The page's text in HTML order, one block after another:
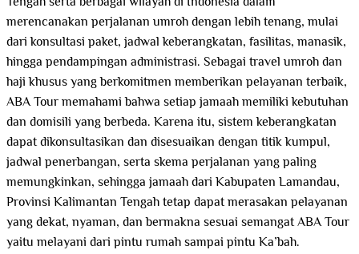
merencanakan perjalanan umroh dengan lebih tenang, mulai
dari konsultasi paket, jadwal keberangkatan, fasilitas, manasik,
hingga pendampingan administrasi. Sebagai travel umroh dan
haji khusus yang berkomitmen memberikan pelayanan terbaik,
ABA Tour memahami bahwa setiap jamaah memiliki kebutuhan
dan domisili yang berbeda. Karena itu, sistem keberangkatan
dapat dikonsultasikan dan disesuaikan dengan titik kumpul,
jadwal penerbangan, serta skema perjalanan yang paling
memungkinkan, sehingga jamaah dari Kabupaten Lamandau,
Provinsi Kalimantan Tengah tetap dapat merasakan pelayanan
yang dekat, nyaman, dan bermakna sesuai semangat ABA Tour
yaitu melayani dari pintu rumah sampai pintu Ka’bah.